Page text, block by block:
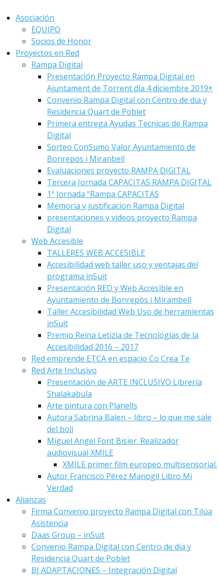
Asociación
EQUIPO
Socios de Honor
Proyectos en Red
Rampa Digital
Presentación Proyecto Rampa Digital en
Ajuntament de Torrent día 4 diciembre 2019+
Convenio Rampa Digital con Centro de dia y
Residencia Quart de Poblet
Primera entrega Ayudas Tecnicas de Rampa
Digital
Sorteo ConSumo Valor Ayuntamiento de
Bonrepos i Miranbell
Evaluaciones proyecto RAMPA DIGITAL
Tercera Jornada CAPACITAS RAMPA DIGITAL
1ª Jornada “Rampa CAPACITAS
Memoria y justificacion Rampa Digital
presentaciones y videos proyecto Rampa
Digital
Web Accesible
TALLERES WEB ACCESIBLE
Accesibilidad web taller uso y ventajas del
programa inSuit
Presentación RED y Web Accesible en
Ayuntamiento de Bonrepòs i Mirambell
Taller Accesibilidad Web Uso de herramientas
inSuit
Premio Reina Letizia de Tecnologías de la
Accesibilidad 2016 – 2017
Red emprende ETCA en espacio Co Crea Te
Red Arte Inclusivo
Presentación de ARTE INCLUSIVO Librería
Shalakabula
Arte pintura con Planells
Autora Sabrina Balen – libro – lo que me sale
del boli
Miguel Angel Font Bisier. Realizador
audiovisual XMILE
XMILE primer film europeo multisensorial.
Autor Francisco Pérez Manogil Libro Mi
Verdad
Alianzas
Firma Convenio proyecto Rampa Digital con Tilúa
Asistencia
Daas Group – inSuit
Convenio Rampa Digital con Centro de dia y
Residencia Quart de Poblet
BJ ADAPTACIONES – Integración Digital